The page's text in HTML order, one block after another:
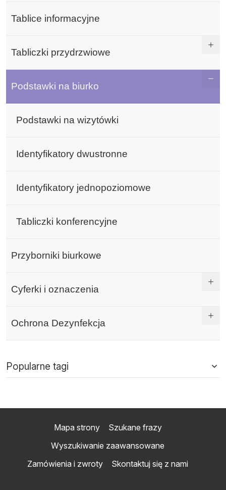
Tablice informacyjne
Tabliczki przydrzwiowe
Podstawki na biurko
Podstawki na wizytówki
Identyfikatory dwustronne
Identyfikatory jednopoziomowe
Tabliczki konferencyjne
Przyborniki biurkowe
Cyferki i oznaczenia
Ochrona Dezynfekcja
Popularne tagi
Mapa strony
Szukane frazy
Wyszukiwanie zaawansowane
Zamówienia i zwroty
Skontaktuj się z nami